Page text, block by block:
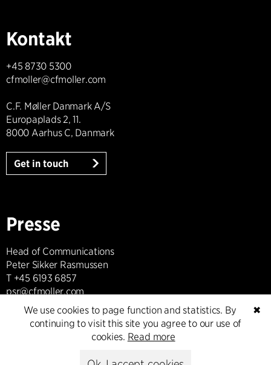
Kontakt
+45 8730 5300
cfmoller@cfmoller.com
C.F. Møller Danmark A/S
Europaplads 2, 11.
8000 Aarhus C, Danmark
Get in touch
Presse
Head of Communications
Peter Sikker Rasmussen
T +45 6193 6857
psr@cfmoller.com
Media library
✖
We use cookies to page function and statistics. By
continuing to visit this site you agree to our use of
cookies. Read more